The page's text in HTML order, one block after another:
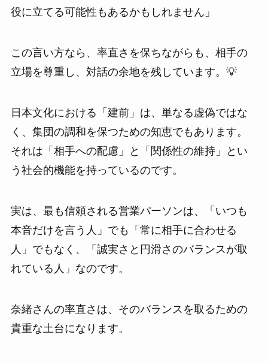
役に立てる可能性もあるかもしれません」
この言い方なら、率直さを保ちながらも、相手の
立場を尊重し、対話の余地を残しています。💡
日本文化における「建前」は、単なる虚偽ではな
く、集団の調和を保つための知恵でもあります。
それは「相手への配慮」と「関係性の維持」とい
う社会的機能を持っているのです。
実は、最も信頼される営業パーソンは、「いつも
本音だけを言う人」でも「常に相手に合わせる
人」でもなく、「誠実さと円滑さのバランスが取
れている人」なのです。
奈緒さんの率直さは、そのバランスを取るための
貴重な土台になります。